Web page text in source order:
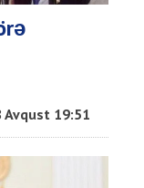
Avqust 19:51